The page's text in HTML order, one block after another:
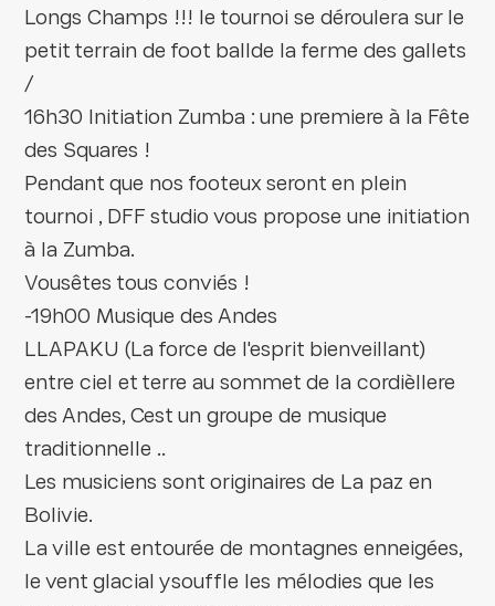
Longs Champs !!! le tournoi se déroulera sur le
petit terrain de foot ballde la ferme des gallets
/
16h30 Initiation Zumba : une premiere à la Fête
des Squares !
Pendant que nos footeux seront en plein
tournoi , DFF studio vous propose une initiation
à la Zumba.
Vousêtes tous conviés !
-19h00 Musique des Andes
LLAPAKU (La force de l'esprit bienveillant)
entre ciel et terre au sommet de la cordièllere
des Andes, Cest un groupe de musique
traditionnelle ..
Les musiciens sont originaires de La paz en
Bolivie.
La ville est entourée de montagnes enneigées,
le vent glacial ysouffle les mélodies que les